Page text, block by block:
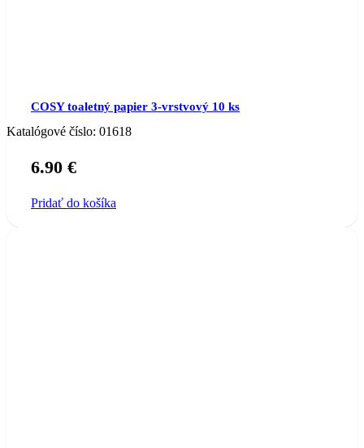
COSY toaletný papier 3-vrstvový 10 ks
Katalógové číslo: 01618
6.90 €
Pridať do košíka